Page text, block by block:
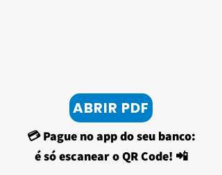
ABRIR PDF
💳 Pague no app do seu banco:
é só escanear o QR Code! 📲